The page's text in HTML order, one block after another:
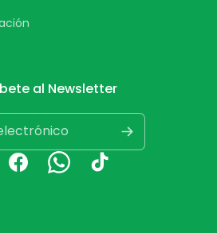
al Newsletter
FacebookWhatsappTikTok